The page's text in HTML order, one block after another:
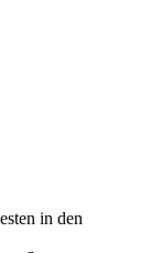
in den